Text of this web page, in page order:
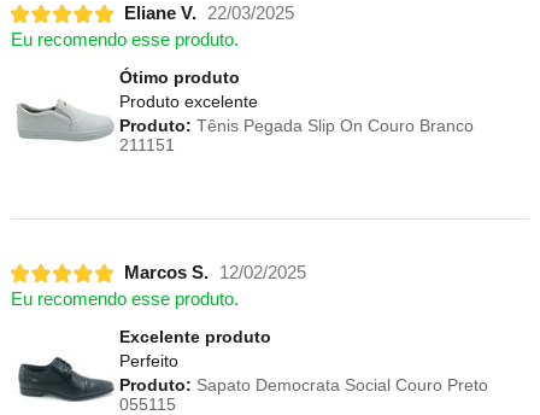
Eliane V. 22/03/2025
Eu recomendo esse produto.
Ótimo produto
Produto excelente
Produto: Tênis Pegada Slip On Couro Branco
211151
Marcos S.
12/02/2025
Eu recomendo esse produto.
Excelente produto
Perfeito
Produto: Sapato Democrata Social Couro Preto
055115